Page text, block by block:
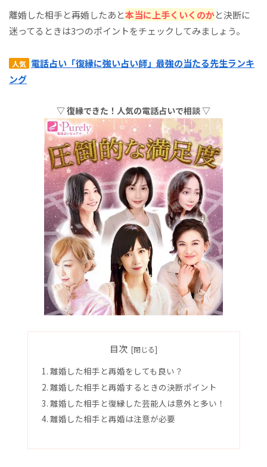
離婚した相手と再婚したあと本当に上手くいくのかと決断に
迷ってるときは3つのポイントをチェックしてみましょう。
人気 電話占い「復縁に強い占い師」最強の当たる先生ランキ
ング
▽ 復縁できた！人気の電話占いで相談 ▽
目次
離婚した相手と再婚をしても良い？
離婚した相手と再婚するときの決断ポイント
離婚した相手と復縁した芸能人は意外と多い！
離婚した相手と再婚は注意が必要